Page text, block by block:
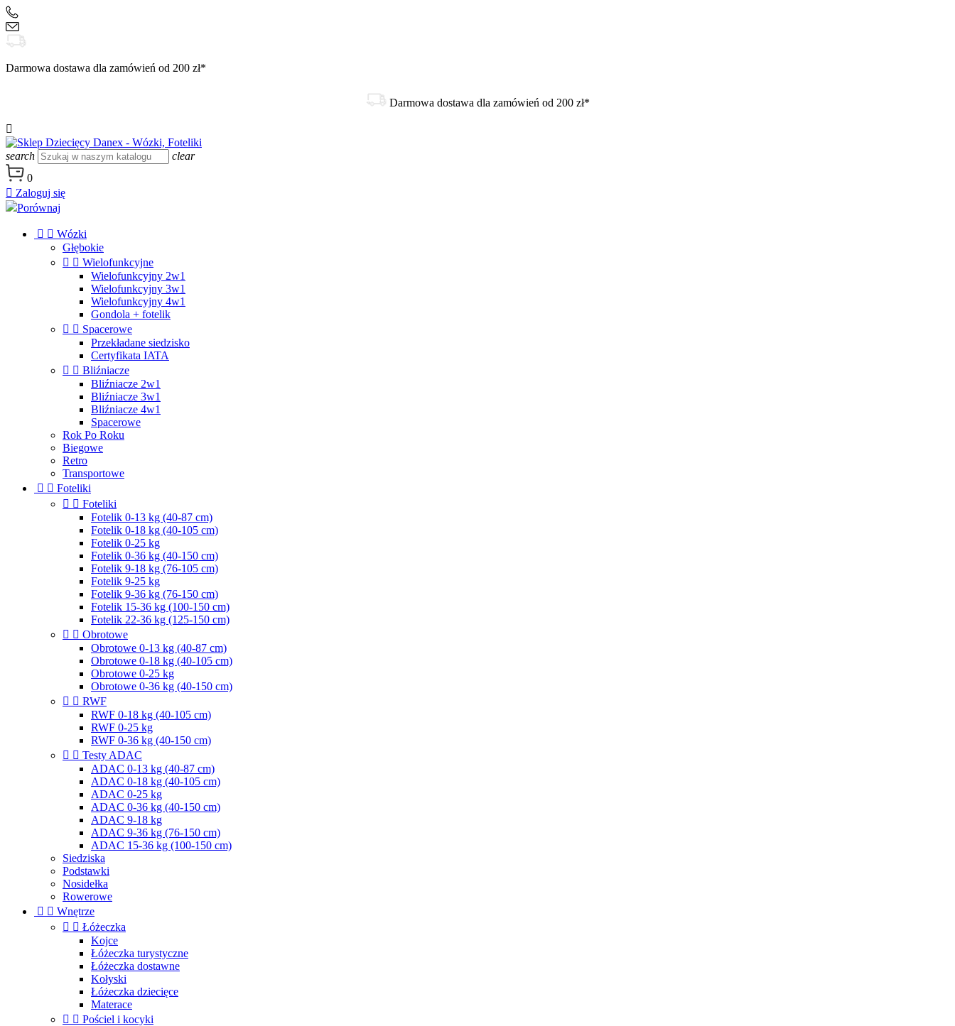
Darmowa dostawa dla zamówień od 200 zł*
Darmowa dostawa dla zamówień od 200 zł*

search
clear
0
 Zaloguj się
Porównaj
  Wózki
Głębokie
  Wielofunkcyjne
Wielofunkcyjny 2w1
Wielofunkcyjny 3w1
Wielofunkcyjny 4w1
Gondola + fotelik
  Spacerowe
Przekładane siedzisko
Certyfikata IATA
  Bliźniacze
Bliźniacze 2w1
Bliźniacze 3w1
Bliźniacze 4w1
Spacerowe
Rok Po Roku
Biegowe
Retro
Transportowe
  Foteliki
  Foteliki
Fotelik 0-13 kg (40-87 cm)
Fotelik 0-18 kg (40-105 cm)
Fotelik 0-25 kg
Fotelik 0-36 kg (40-150 cm)
Fotelik 9-18 kg (76-105 cm)
Fotelik 9-25 kg
Fotelik 9-36 kg (76-150 cm)
Fotelik 15-36 kg (100-150 cm)
Fotelik 22-36 kg (125-150 cm)
  Obrotowe
Obrotowe 0-13 kg (40-87 cm)
Obrotowe 0-18 kg (40-105 cm)
Obrotowe 0-25 kg
Obrotowe 0-36 kg (40-150 cm)
  RWF
RWF 0-18 kg (40-105 cm)
RWF 0-25 kg
RWF 0-36 kg (40-150 cm)
  Testy ADAC
ADAC 0-13 kg (40-87 cm)
ADAC 0-18 kg (40-105 cm)
ADAC 0-25 kg
ADAC 0-36 kg (40-150 cm)
ADAC 9-18 kg
ADAC 9-36 kg (76-150 cm)
ADAC 15-36 kg (100-150 cm)
Siedziska
Podstawki
Nosidełka
Rowerowe
  Wnętrze
  Łóżeczka
Kojce
Łóżeczka turystyczne
Łóżeczka dostawne
Kołyski
Łóżeczka dziecięce
Materace
  Pościel i kocyki